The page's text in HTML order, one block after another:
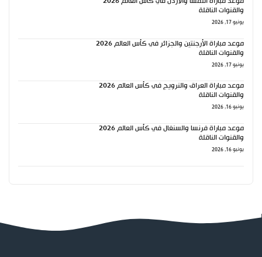
والقنوات الناقلة
يونيو 17, 2026
موعد مباراة الأرجنتين والجزائر في كأس العالم 2026
والقنوات الناقلة
يونيو 17, 2026
موعد مباراة العراق والنرويج في كأس العالم 2026
والقنوات الناقلة
يونيو 16, 2026
موعد مباراة فرنسا والسنغال في كأس العالم 2026
والقنوات الناقلة
يونيو 16, 2026